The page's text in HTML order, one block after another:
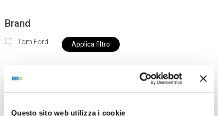
Questo sito web utilizza i cookie
Brand
Tom Ford Applica filtro
nostro negozio non saranno disponibili per la